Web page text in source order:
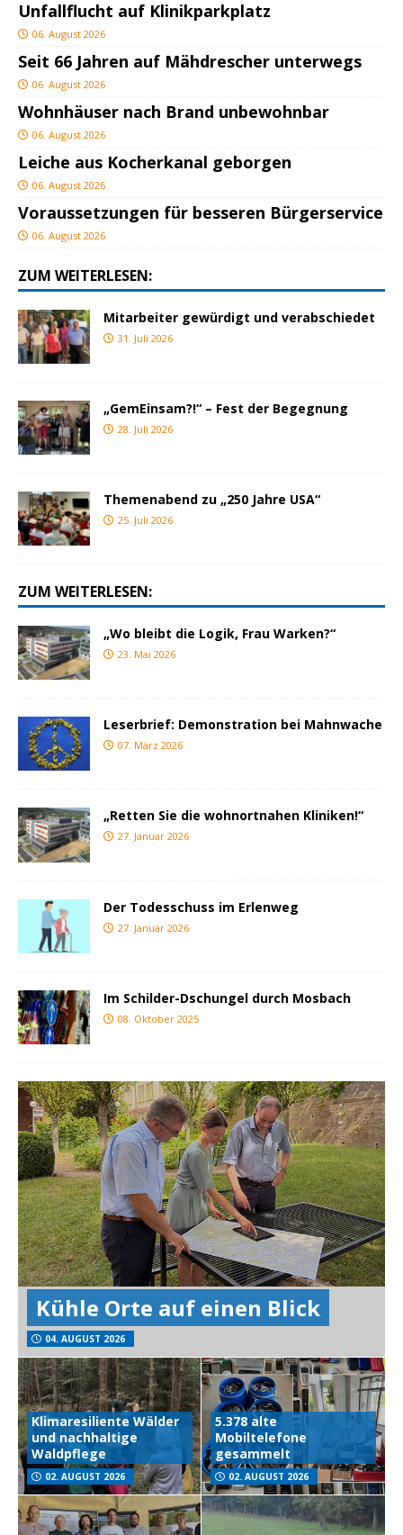
Unfallflucht auf Klinikparkplatz
06. August 2026
Seit 66 Jahren auf Mähdrescher unterwegs
06. August 2026
Wohnhäuser nach Brand unbewohnbar
06. August 2026
Leiche aus Kocherkanal geborgen
06. August 2026
Voraussetzungen für besseren Bürgerservice
06. August 2026
ZUM WEITERLESEN:
Mitarbeiter gewürdigt und verabschiedet
31. Juli 2026
„GemEinsam?!“ – Fest der Begegnung
28. Juli 2026
Themenabend zu „250 Jahre USA“
25. Juli 2026
ZUM WEITERLESEN:
„Wo bleibt die Logik, Frau Warken?“
23. Mai 2026
Leserbrief: Demonstration bei Mahnwache
07. März 2026
„Retten Sie die wohnortnahen Kliniken!“
27. Januar 2026
Der Todesschuss im Erlenweg
27. Januar 2026
Im Schilder-Dschungel durch Mosbach
08. Oktober 2025
Kühle Orte auf einen Blick
04. AUGUST 2026
Klimaresiliente Wälder
und nachhaltige
Waldpflege
02. AUGUST 2026
5.378 alte
Mobiltelefone
gesammelt
02. AUGUST 2026